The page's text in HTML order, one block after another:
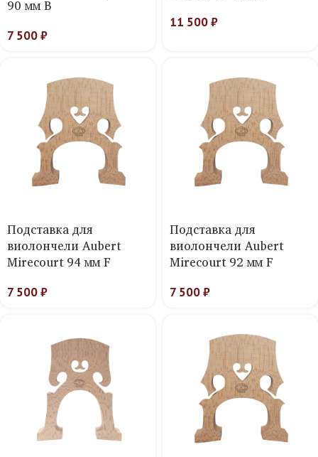
90 мм B
7 500₽
11 500₽
Подставка для
виолончели Aubert
Mirecourt 94 мм F
7 500₽
Подставка для
виолончели Aubert
Mirecourt 92 мм F
7 500₽